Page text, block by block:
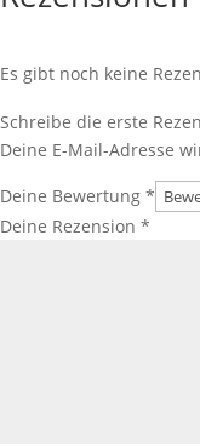
Es gibt noch keine
Schreibe die erste
Deine E-Mail-Adresse
Deine Bewertung*
Deine Rezension*